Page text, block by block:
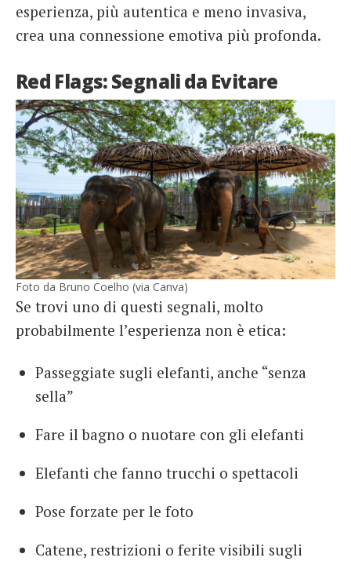
esperienza, più autentica e meno invasiva,
crea una connessione emotiva più profonda.
Red Flags: Segnali da Evitare
Foto da Bruno Coelho (via Canva)
Se trovi uno di questi segnali, molto
probabilmente l’esperienza non è etica:
Passeggiate sugli elefanti, anche “senza
sella”
Fare il bagno o nuotare con gli elefanti
Elefanti che fanno trucchi o spettacoli
Pose forzate per le foto
Catene, restrizioni o ferite visibili sugli